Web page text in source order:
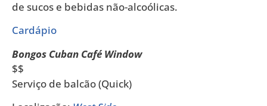
de sucos e bebidas não-alcoólicas.
Cardápio
Bongos Cuban Café Window
$$
Serviço de balcão (Quick)